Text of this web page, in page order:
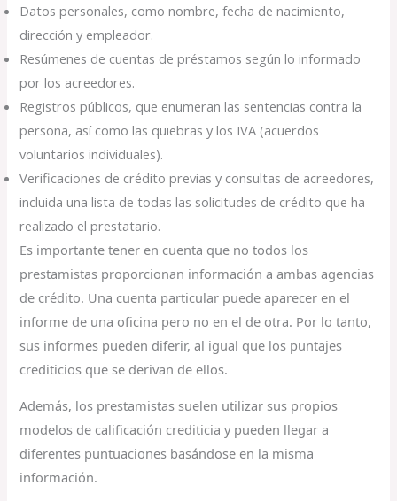
Datos personales, como nombre, fecha de nacimiento,
dirección y empleador.
Resúmenes de cuentas de préstamos según lo informado
por los acreedores.
Registros públicos, que enumeran las sentencias contra la
persona, así como las quiebras y los IVA (acuerdos
voluntarios individuales).
Verificaciones de crédito previas y consultas de acreedores,
incluida una lista de todas las solicitudes de crédito que ha
realizado el prestatario.
Es importante tener en cuenta que no todos los
prestamistas proporcionan información a ambas agencias
de crédito. Una cuenta particular puede aparecer en el
informe de una oficina pero no en el de otra. Por lo tanto,
sus informes pueden diferir, al igual que los puntajes
crediticios que se derivan de ellos.
Además, los prestamistas suelen utilizar sus propios
modelos de calificación crediticia y pueden llegar a
diferentes puntuaciones basándose en la misma
información.